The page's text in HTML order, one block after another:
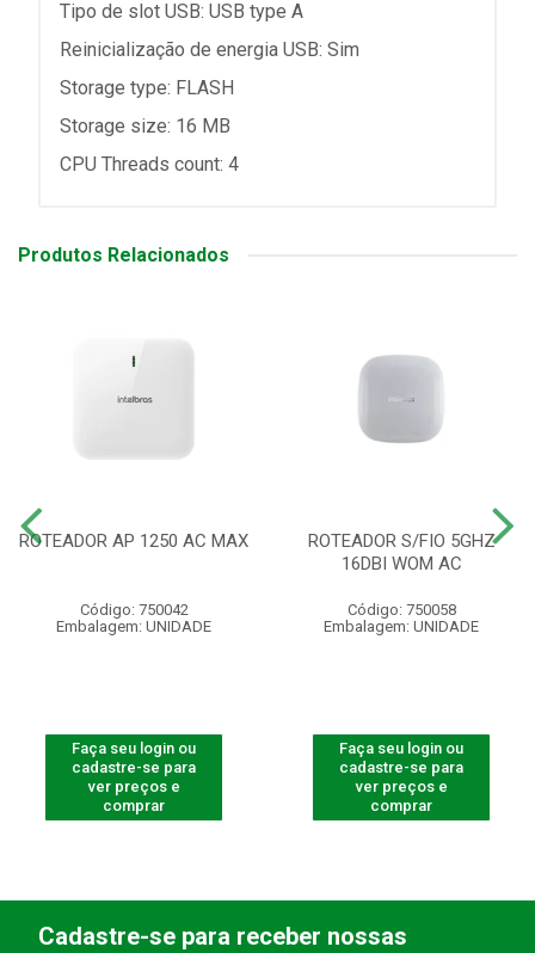
Tipo de slot USB: USB type A
Reinicialização de energia USB: Sim
Storage type: FLASH
Storage size: 16 MB
CPU Threads count: 4
Produtos Relacionados
ROTEADOR AP 1250 AC MAX
Código: 750042
Embalagem: UNIDADE
Faça seu login ou
cadastre-se para
ver preços e
comprar
ROTEADOR S/FIO 5GHZ
16DBI WOM AC
Código: 750058
Embalagem: UNIDADE
Faça seu login ou
cadastre-se para
ver preços e
comprar
Cadastre-se para receber nossas